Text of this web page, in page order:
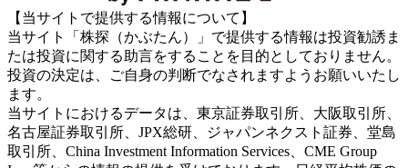
【当サイトで提供する情報について】
当サイト「株探（かぶたん）」で提供する情報は投資勧誘ま
たは投資に関する助言をすることを目的としておりません。
投資の決定は、ご自身の判断でなされますようお願いいたし
ます。
当サイトにおけるデータは、東京証券取引所、大阪取引所、
名古屋証券取引所、JPX総研、ジャパンネクスト証券、堂島
取引所、China Investment Information Services、CME Group